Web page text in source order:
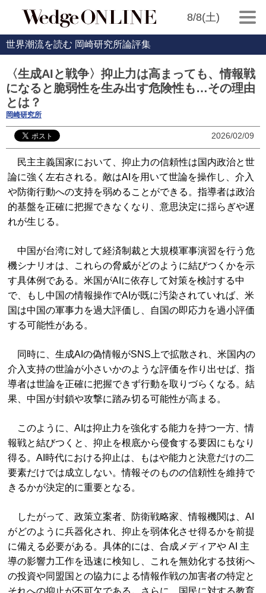
8/8(土)
世界潮流を読む 岡崎研究所論評集
〈生成AIと戦争〉抑止力は高まっても、情報戦
になると脆弱性を生み出す危険性も…その理由
とは？
岡崎研究所
2026/02/09
民主主義国家において、抑止力の信頼性は国内政治と世
論に強く左右される。敵はAIを用いて世論を操作し、介入
や防衛行動への支持を弱めることができる。指導者は政治
的基盤を正確に把握できなくなり、意思決定に揺らぎや遅
れが生じる。
中国が台湾に対して経済制裁と大規模軍事演習を行う危
機シナリオは、これらの脅威がどのように結びつくかを示
す具体例である。米国がAIに依存して対策を検討する中
で、もし中国の情報操作でAIが既に汚染されていれば、米
国は中国の軍事力を過大評価し、自国の即応力を過小評価
する可能性がある。
同時に、生成AIの偽情報がSNS上で拡散され、米国内の
介入支持の世論が小さいかのような評価を作り出せば、指
導者は世論を正確に把握できず行動を取りづらくなる。結
果、中国が封鎖や攻撃に踏み切る可能性が高まる。
このように、AIは抑止力を強化する能力を持つ一方、情
報戦と結びつくと、抑止を根底から侵食する要因にもなり
得る。AI時代における抑止は、もはや能力と決意だけの二
要素だけでは成立しない。情報そのものの信頼性を維持で
きるかが決定的に重要となる。
したがって、政策立案者、防衛戦略家、情報機関は、AI
がどのように兵器化され、抑止を弱体化させ得るかを前提
に備える必要がある。具体的には、合成メディアや AI 主
導の影響力工作を迅速に検知し、これを無効化する技術へ
の投資や同盟国との協力による情報作戦の加害者の特定と
それへの抑止が不可欠である。さらに、国民に対する教育